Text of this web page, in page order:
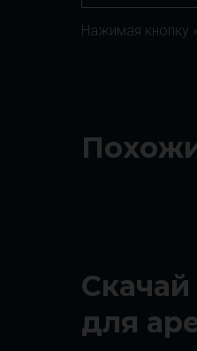
Нажимая кнопку
для